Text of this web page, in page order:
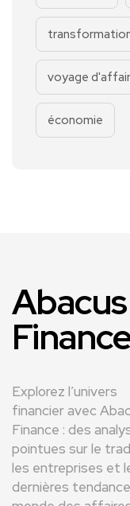
voyage
économie
Abacus
Explorez l’univers
financier avec
Finance : des
pointues sur le
les entreprises et
dernières